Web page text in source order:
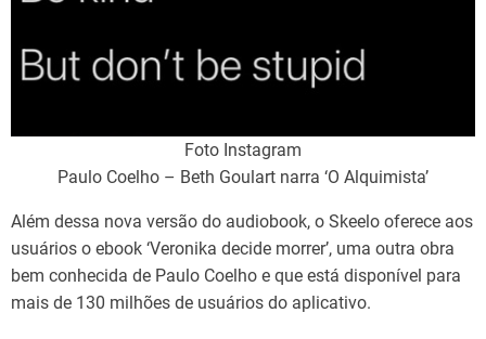
Foto Instagram
Paulo Coelho – Beth Goulart narra ‘O Alquimista’
Além dessa nova versão do audiobook, o Skeelo oferece aos
usuários o ebook ‘Veronika decide morrer’, uma outra obra
bem conhecida de Paulo Coelho e que está disponível para
mais de 130 milhões de usuários do aplicativo.